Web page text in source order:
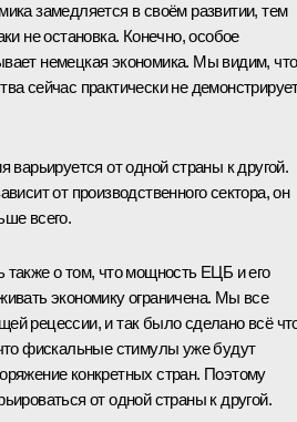
замедляется в своём развитии, тем
не остановка. Конечно, особое
немецкая экономика. Мы видим, что
сейчас практически не
варьируется от одной страны к другой.
от производственного сектора, он
всего.
также о том, что мощность ЕЦБ и его
экономику ограничена. Мы все
рецессии, и так было сделано всё
фискальные стимулы уже будут
конкретных стран. Поэтому
от одной страны к другой.